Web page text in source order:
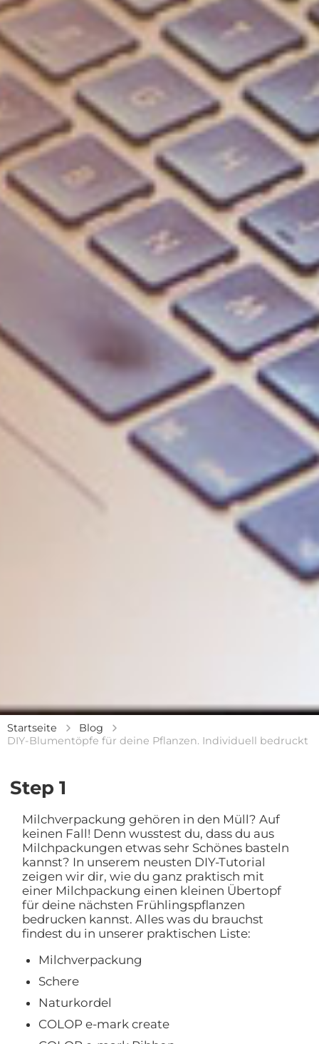
Startseite
Blog
DIY-Blumentöpfe für deine Pflanzen. Individuell bedruckt
Step 1
Milchverpackung gehören in den Müll? Auf
keinen Fall! Denn wusstest du, dass du aus
Milchpackungen etwas sehr Schönes basteln
kannst? In unserem neusten DIY-Tutorial
zeigen wir dir, wie du ganz praktisch mit
einer Milchpackung einen kleinen Übertopf
für deine nächsten Frühlingspflanzen
bedrucken kannst. Alles was du brauchst
findest du in unserer praktischen Liste:
Milchverpackung
Schere
Naturkordel
COLOP e-mark create